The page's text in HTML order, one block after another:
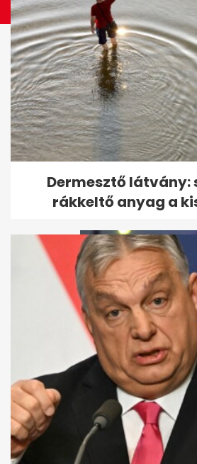
Robbanás
Soroksári úton
Megölték az
eltűnt a
Dermesztő látvány:
rákkeltő anyag a